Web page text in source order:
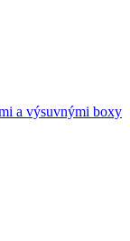
a výsuvnými boxy